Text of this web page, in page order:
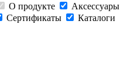
О продукте
Аксессуары
Сертификаты Каталоги